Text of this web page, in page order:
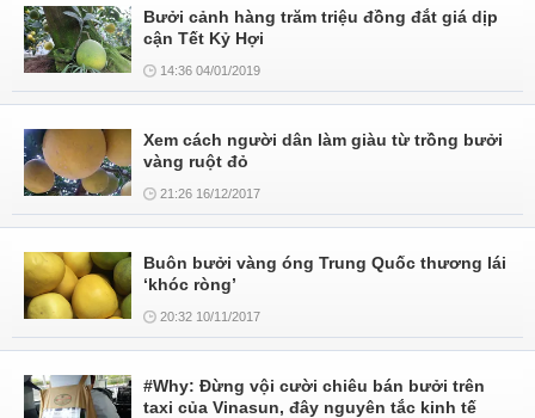
Bưởi cảnh hàng trăm triệu đồng đắt giá dịp
cận Tết Kỷ Hợi
14:36 04/01/2019
Xem cách người dân làm giàu từ trồng bưởi
vàng ruột đỏ
21:26 16/12/2017
Buôn bưởi vàng óng Trung Quốc thương lái
‘khóc ròng’
20:32 10/11/2017
#Why: Đừng vội cười chiêu bán bưởi trên
taxi của Vinasun, đây nguyên tắc kinh tế